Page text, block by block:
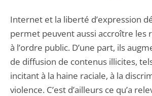
Internet et la liberté d’expression
permet peuvent aussi accroître les
à l’ordre public. D’une part, ils
de diffusion de contenus illicites,
incitant à la haine raciale, à la
violence. C’est d’ailleurs ce qu’a